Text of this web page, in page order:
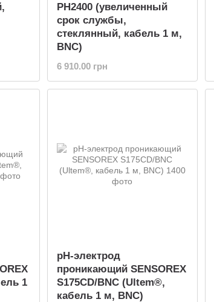
PH2400 (увеличенный
срок службы,
стеклянный, кабель 1 м,
BNC)
6 910.00 грн
1
pH-электрод
проникающий SENSOREX
S175CD/BNC (Ultem®,
кабель 1 м, BNC)